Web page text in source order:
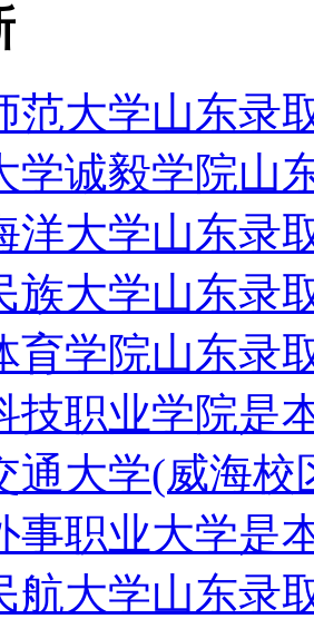
范大学山东录
学诚毅学院山
洋大学山东录
族大学山东录
育学院山东录
技职业学院是
通大学(威海
事职业大学是
航大学山东录